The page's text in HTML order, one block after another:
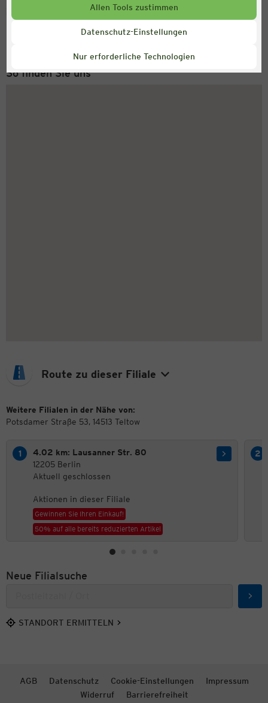
Allen Tools zustimmen
Datenschutz-Einstellungen
Nur erforderliche Technologien
Service Hotline
+49 (0) 2546 / 98 999 98
So finden Sie uns
Route zu dieser Filiale
Weitere Filialen in der Nähe von:
Potsdamer Straße 53, 14513 Teltow
4.02 km: Lausanner Str. 80
12205 Berlin
Aktuell geschlossen
Aktionen in dieser Filiale
Gewinnen Sie Ihren Einkauf!
50% auf alle bereits reduzierten Artikel
Neue Filialsuche
STANDORT ERMITTELN
AGB Datenschutz Cookie-Einstellungen
Impressum
Widerruf
Barrierefreiheit